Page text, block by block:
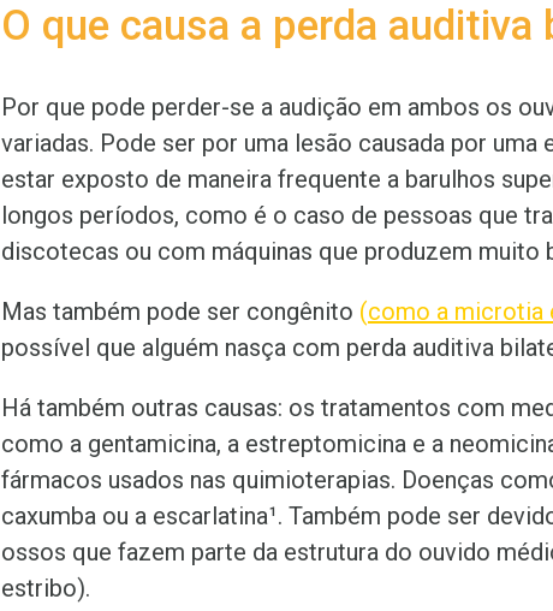
O que causa a perda auditiva
Por que pode perder-se a audição em ambos os
variadas. Pode ser por uma lesão causada por uma
estar exposto de maneira frequente a barulhos
longos períodos, como é o caso de pessoas que
discotecas ou com máquinas que produzem muito
Mas também pode ser congênito (como a microtia
possível que alguém nasça com perda auditiva
Há também outras causas: os tratamentos com
como a gentamicina, a estreptomicina e a
fármacos usados nas quimioterapias. Doenças
caxumba ou a escarlatina¹. Também pode ser
ossos que fazem parte da estrutura do ouvido
estribo).